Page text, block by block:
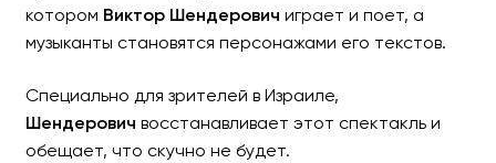
котором Виктор Шендерович играет и поет, а
музыканты становятся персонажами его текстов.
Специально для зрителей в Израиле,
Шендерович восстанавливает этот спектакль и
обещает, что скучно не будет.